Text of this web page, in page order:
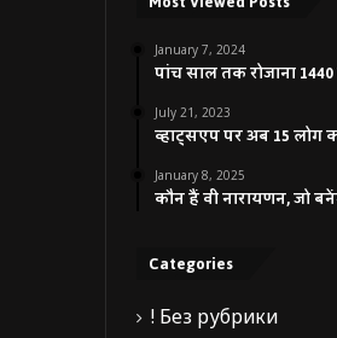
January 7, 2024
पांच साल तक रोजाना
July 21, 2023
व्हाट्सएप पर अब 15 लोग
January 8, 2025
कौन हैं वी नारायणन, जो
Categories
! Без рубрики